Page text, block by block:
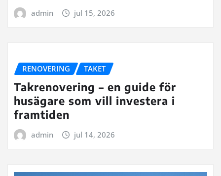
admin jul 15, 2026
RENOVERING TAKET
Takrenovering – en guide för
husägare som vill investera i
framtiden
admin jul 14, 2026